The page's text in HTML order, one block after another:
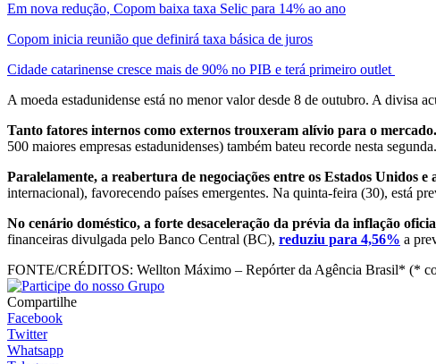
Em nova redução, Copom baixa taxa Selic para 14% ao ano
Copom inicia reunião que definirá taxa básica de juros
Cidade catarinense cresce mais de 90% no PIB e terá primeiro outlet
A moeda estadunidense está no menor valor desde 8 de outubro. A divisa
Tanto fatores internos como externos trouxeram alívio para o
500 maiores empresas estadunidenses) também bateu recorde nesta segunda.
Paralelamente, a reabertura de negociações entre os Estados
internacional), favorecendo países emergentes. Na quinta-feira (30), está
No cenário doméstico, a forte desaceleração da prévia da inflação
financeiras divulgada pelo Banco Central (BC), reduziu para 4,56% a
FONTE/CRÉDITOS: Wellton Máximo – Repórter da Agência Brasil* (*
Compartilhe
Facebook
Twitter
Whatsapp